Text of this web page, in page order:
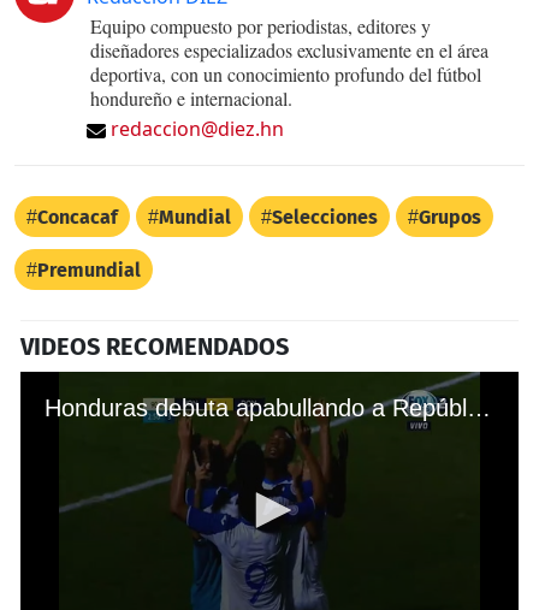
Equipo compuesto por periodistas, editores y
diseñadores especializados exclusivamente en el área
deportiva, con un conocimiento profundo del fútbol
hondureño e internacional.
redaccion@diez.hn
Concacaf Mundial Selecciones Grupos
Premundial
VIDEOS RECOMENDADOS
Honduras debuta apabullando a República Dominicana en Premundial Sub-20